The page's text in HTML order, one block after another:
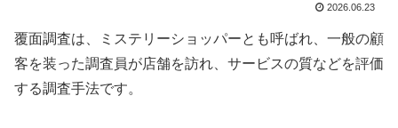
2026.06.23
覆面調査は、ミステリーショッパーとも呼ばれ、一般の顧
客を装った調査員が店舗を訪れ、サービスの質などを評価
する調査手法です。